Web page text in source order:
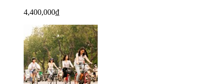
4,400,000₫